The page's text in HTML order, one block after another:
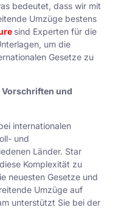
bedeutet, dass wir mit
Umzüge bestens
sind Experten für die
um die
Gesetze zu
und
internationalen
und
Länder. Star
Komplexität zu
neuesten Gesetze und
Umzüge auf
unterstützt Sie bei der